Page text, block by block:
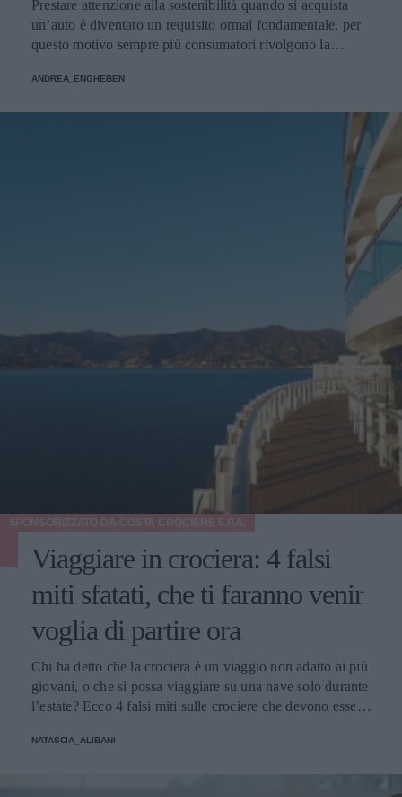
Prestare attenzione alla sostenibilità quando si acquista
un’auto è diventato un requisito ormai fondamentale, per
questo motivo sempre più consumatori rivolgono la
all’interno dell’offerta? Ecco una breve guida per scegliere
ANDREA_ENGHEBEN
Viaggiare in crociera: 4 falsi
miti sfatati, che ti faranno venir
voglia di partire ora
Chi ha detto che la crociera è un viaggio non adatto ai più
giovani, o che si possa viaggiare su una nave solo durante
l’estate? Ecco 4 falsi miti sulle crociere che devono essere
SPONSORIZZATO DA COSTA CROCIERE S.P.A.
NATASCIA_ALIBANI